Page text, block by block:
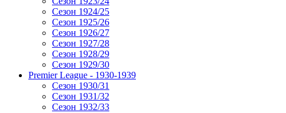
Сезон 1924/25
Сезон 1925/26
Сезон 1926/27
Сезон 1927/28
Сезон 1928/29
Сезон 1929/30
Premier League - 1930-1939
Сезон 1930/31
Сезон 1931/32
Сезон 1932/33